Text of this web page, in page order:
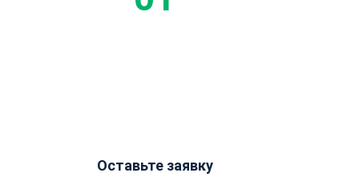
Оставьте заявку